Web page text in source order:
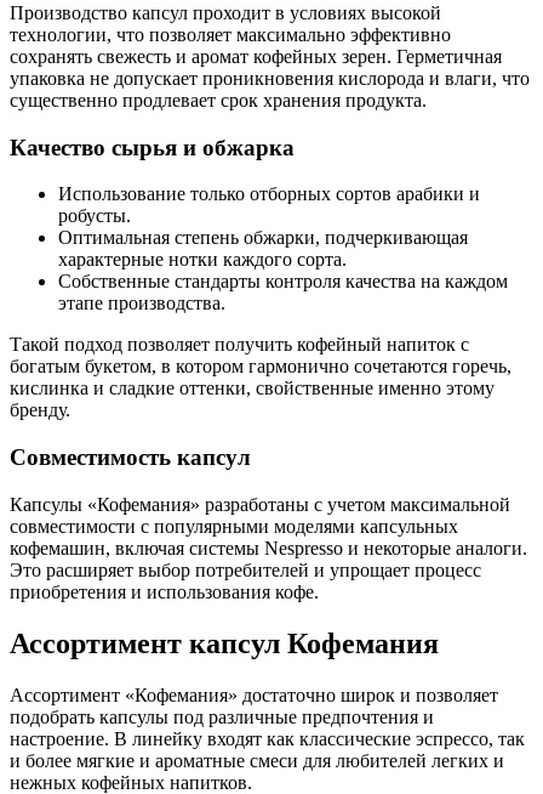
Производство капсул проходит в условиях высокой
технологии, что позволяет максимально эффективно
сохранять свежесть и аромат кофейных зерен. Герметичная
упаковка не допускает проникновения кислорода и влаги, что
существенно продлевает срок хранения продукта.
Качество сырья и обжарка
Использование только отборных сортов арабики и
робусты.
Оптимальная степень обжарки, подчеркивающая
характерные нотки каждого сорта.
Собственные стандарты контроля качества на каждом
этапе производства.
Такой подход позволяет получить кофейный напиток с
богатым букетом, в котором гармонично сочетаются горечь,
кислинка и сладкие оттенки, свойственные именно этому
бренду.
Совместимость капсул
Капсулы «Кофемания» разработаны с учетом максимальной
совместимости с популярными моделями капсульных
кофемашин, включая системы Nespresso и некоторые аналоги.
Это расширяет выбор потребителей и упрощает процесс
приобретения и использования кофе.
Ассортимент капсул Кофемания
Ассортимент «Кофемания» достаточно широк и позволяет
подобрать капсулы под различные предпочтения и
настроение. В линейку входят как классические эспрессо, так
и более мягкие и ароматные смеси для любителей легких и
нежных кофейных напитков.